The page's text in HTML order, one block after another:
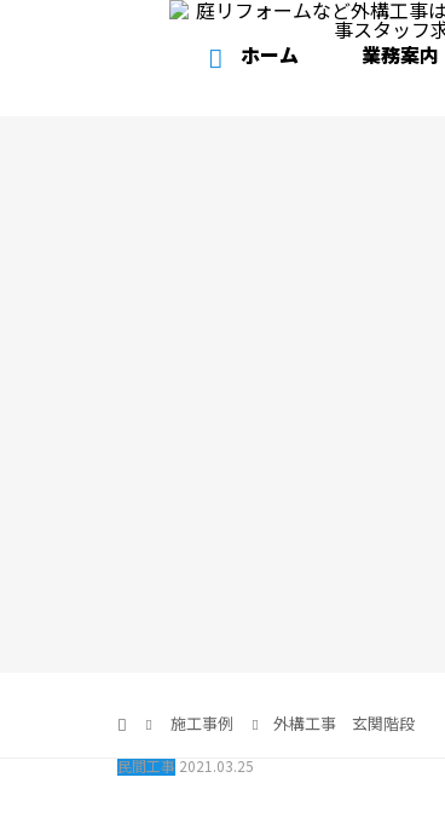
ホーム 業務案内
施工事例 外構工事 玄関階段
民間工事 2021.03.25